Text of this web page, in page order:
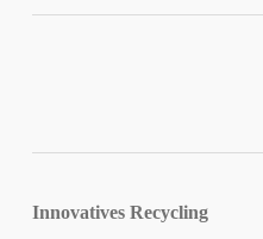
Innovatives Recycling